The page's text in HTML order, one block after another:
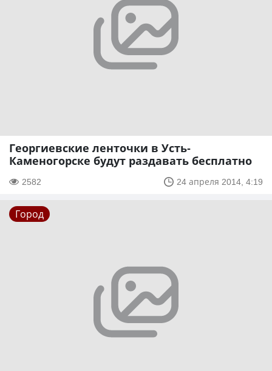
Георгиевские ленточки в Усть-
Каменогорске будут раздавать бесплатно
2582 24 апреля 2014, 4:19
Город